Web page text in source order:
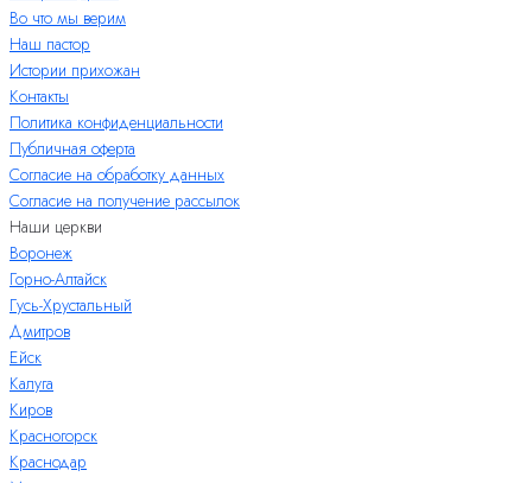
Во что мы верим
Наш пастор
Истории прихожан
Контакты
Политика конфиденциальности
Публичная оферта
Согласие на обработку данных
Согласие на получение рассылок
Наши церкви
Воронеж
Горно-Алтайск
Гусь-Хрустальный
Дмитров
Ейск
Калуга
Киров
Красногорск
Краснодар